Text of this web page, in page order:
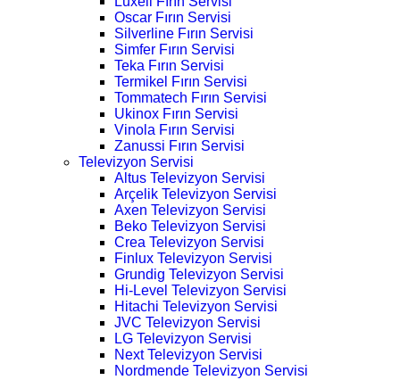
Oscar Fırın Servisi
Silverline Fırın Servisi
Simfer Fırın Servisi
Teka Fırın Servisi
Termikel Fırın Servisi
Tommatech Fırın Servisi
Ukinox Fırın Servisi
Vinola Fırın Servisi
Zanussi Fırın Servisi
Televizyon Servisi
Altus Televizyon Servisi
Arçelik Televizyon Servisi
Axen Televizyon Servisi
Beko Televizyon Servisi
Crea Televizyon Servisi
Finlux Televizyon Servisi
Grundig Televizyon Servisi
Hi-Level Televizyon Servisi
Hitachi Televizyon Servisi
JVC Televizyon Servisi
LG Televizyon Servisi
Next Televizyon Servisi
Nordmende Televizyon Servisi